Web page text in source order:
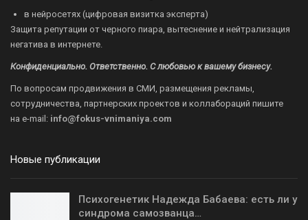
в нейросетях (цифровая визитка эксперта)
Защита репутации от черного пиара, вытеснение и нейтрализация
негатива в интернете.
Конфиденциально. Ответственно. С любовью к вашему бизнесу.
По вопросам продвижения в СМИ, размещения рекламы,
сотрудничества, партнерских проектов и коллабораций пишите
на e-mail: info@fokus-vnimaniya.com
Новые публикации
Психогенетик Надежда Бабаева: есть ли у
синдрома самозванца…